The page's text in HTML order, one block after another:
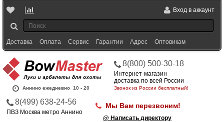
Вход в аккаунт
Доставка Оплата Сервис Гарантии Адрес Оптовикам
Аннино ежедневно 10 - 20
8(800) 500-30-18
Интернет-магазин
доставка по всей России
Звонок из России бесплатный!
8(499) 638-24-56
ПВЗ Москва метро Аннино
Мы Вам перезвоним!
@ Написать директору